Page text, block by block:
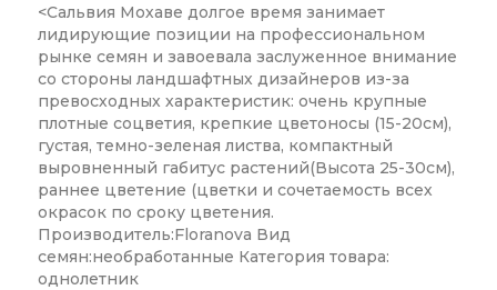
<Сальвия Мохаве долгое время занимает
лидирующие позиции на профессиональном
рынке семян и завоевала заслуженное внимание
со стороны ландшафтных дизайнеров из-за
превосходных характеристик: очень крупные
плотные соцветия, крепкие цветоносы (15-20см),
густая, темно-зеленая листва, компактный
выровненный габитус растений(Высота 25-30см),
раннее цветение (цветки и сочетаемость всех
окрасок по сроку цветения.
Производитель:Floranova Вид
семян:необработанные Категория товара:
однолетник